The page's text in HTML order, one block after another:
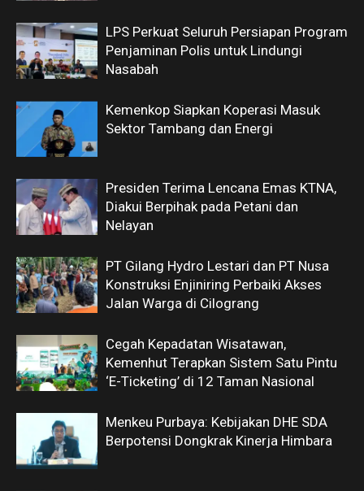
LPS Perkuat Seluruh Persiapan Program
Penjaminan Polis untuk Lindungi
Nasabah
Kemenkop Siapkan Koperasi Masuk
Sektor Tambang dan Energi
Presiden Terima Lencana Emas KTNA,
Diakui Berpihak pada Petani dan
Nelayan
PT Gilang Hydro Lestari dan PT Nusa
Konstruksi Enjiniring Perbaiki Akses
Jalan Warga di Cilograng
Cegah Kepadatan Wisatawan,
Kemenhut Terapkan Sistem Satu Pintu
‘E-Ticketing’ di 12 Taman Nasional
Menkeu Purbaya: Kebijakan DHE SDA
Berpotensi Dongkrak Kinerja Himbara